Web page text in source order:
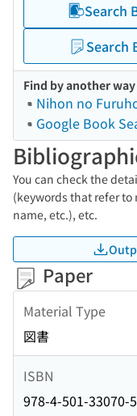
Search
Search
Find by another way
Nihon no
Google Book
You can check the
(keywords that refer
name, etc.), etc.
Paper
Material Type
図書
ISBN
978-4-501-33070-5